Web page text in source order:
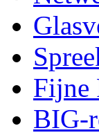
Fijne
BIG-